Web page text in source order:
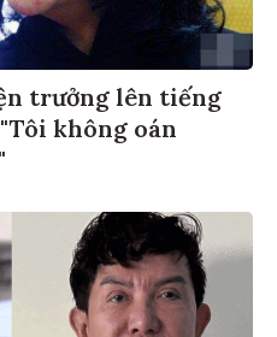
trưởng lên tiếng
không oán